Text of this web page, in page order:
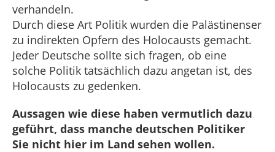
verhandeln.
Durch diese Art Politik wurden die Palästinenser
zu indirekten Opfern des Holocausts gemacht.
Jeder Deutsche sollte sich fragen, ob eine
solche Politik tatsächlich dazu angetan ist, des
Holocausts zu gedenken.
Aussagen wie diese haben vermutlich dazu
geführt, dass manche deutschen Politiker
Sie nicht hier im Land sehen wollen.